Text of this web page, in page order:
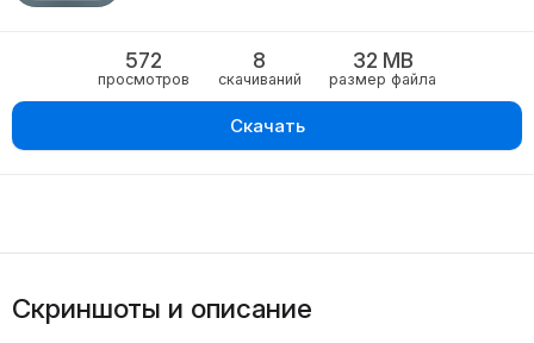
572
просмотров
8
скачиваний
32 MB
размер файла
Скачать
Скриншоты и описание